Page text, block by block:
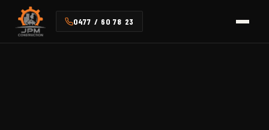
0477 / 60 78 23